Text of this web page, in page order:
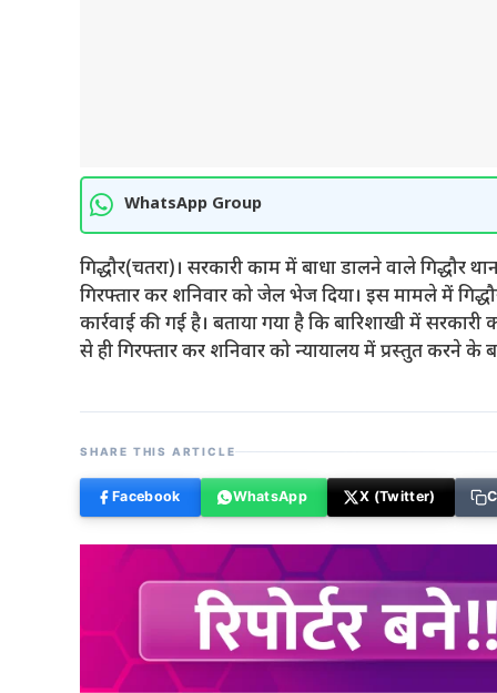
WhatsApp Group
गिद्धौर(चतरा)। सरकारी काम में बाधा डालने वाले गिद्धौर
गिरफ्तार कर शनिवार को जेल भेज दिया। इस मामले में
कार्रवाई की गई है। बताया गया है कि बारिशाखी में
से ही गिरफ्तार कर शनिवार को न्यायालय में प्रस्तुत करने के
SHARE THIS ARTICLE
Facebook WhatsApp X (Twitter)